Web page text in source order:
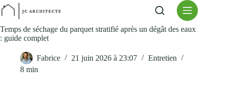
Passer
contenu
Temps de séchage du parquet stratifié après un dégât des eaux
: guide complet
Fabrice 21 juin 2026 à 23:07
Entretien
8 min